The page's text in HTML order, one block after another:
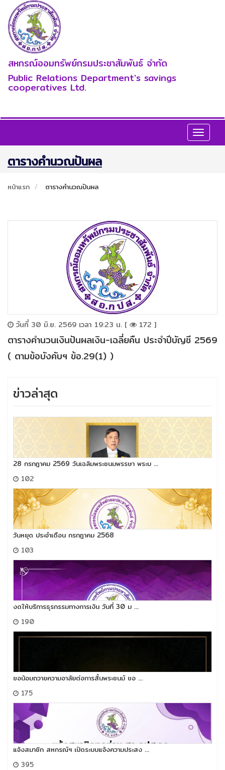
สหกรณ์ออมทรัพย์กรมประชาสัมพันธ์ จำกัด
Public Relations Department's savings
cooperatives Ltd.
Toggle
ตารางคำนวณปันผล
หน้าแรก ตารางคำนวณปันผล
วันที่ 30 มิ.ย. 2569 เวลา 19:23 น. [ 172 ]
ตารางคำนวนเงินปันผลเงิน-เฉลี่ยคืน ประจำปีบัญชี 2569
( ตามข้อบังคับฯ ข้อ.29(1) )
ข่าวล่าสุด
28 กรกฎาคม 2569 วันเฉลิมพระชนมพรรษา พระบ ...
102
วันหยุด ประจำเดือน กรกฎาคม 2568
103
งดให้บริการธุรกรรมทางการเงิน วันที่ 30 ม ...
190
ขอน้อมถวายความอาลัยต่อการสิ้นพระชนม์​ ขอ ...
175
แจ้งสมาชิก สหกรณ์ฯ เปิดระบบแจ้งความประสง ...
395